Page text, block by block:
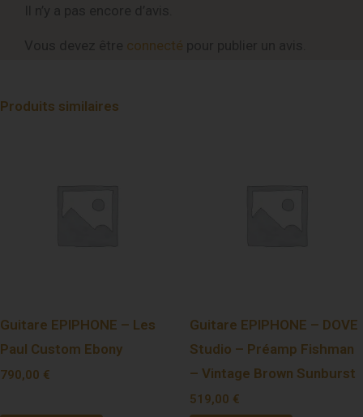
connecté
Produits similaires
Guitare EPIPHONE – Les
Paul Custom Ebony
790,00 €
Guitare EPIPHONE – DOVE
Studio – Préamp Fishman
– Vintage Brown Sunburst
519,00 €